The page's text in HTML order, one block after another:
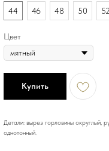
44
46 48 50 52
Цвет
Купить
Детали: вырез горловины округлый,
однотонный.